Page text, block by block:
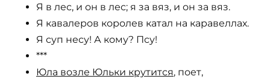
Я в лес, и он в лес; я за вяз, и он за вяз.
Я кавалеров королев катал на каравеллах.
Я суп несу! А кому? Псу!
***
Юла возле Юльки крутится, поет,